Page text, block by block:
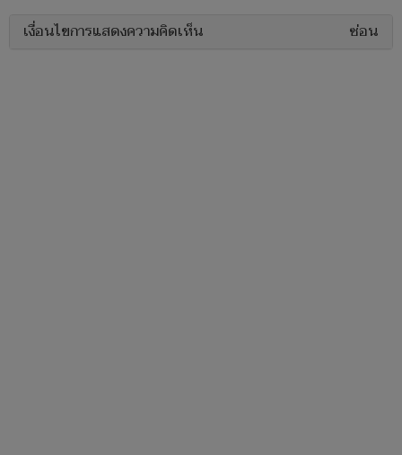
เงื่อนไขการแสดงความคิดเห็น ซ่อน